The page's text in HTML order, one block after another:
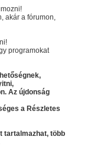
akár a fórumon,
programokat
Az újdonság
a Részletes
tartalmazhat, több